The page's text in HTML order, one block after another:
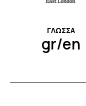
ΓΛΩΣΣΑ
gr/en